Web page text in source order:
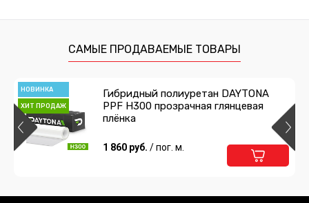
САМЫЕ ПРОДАВАЕМЫЕ ТОВАРЫ
НОВИНКА
ХИТ ПРОДАЖ
Гибридный полиуретан DAYTONA
PPF H300 прозрачная глянцевая
плёнка
1 860 руб. / пог. м.